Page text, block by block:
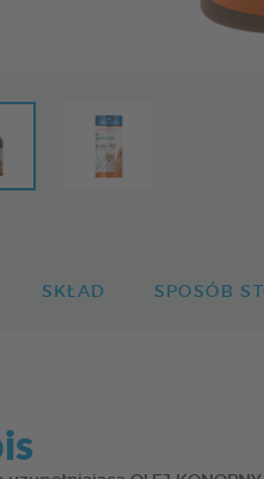
SKŁAD SPOSÓB